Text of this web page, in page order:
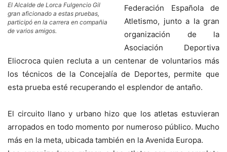
El Alcalde de Lorca Fulgencio Gil
gran aficionado a estas pruebas,
participó en la carrera en compañia
de varios amigos.
Federación Española de
Atletismo, junto a la gran
organización de la
Asociación Deportiva
Eliocroca quien recluta a un centenar de voluntarios más
los técnicos de la Concejalía de Deportes, permite que
esta prueba esté recuperando el esplendor de antaño.
El circuito llano y urbano hizo que los atletas estuvieran
arropados en todo momento por numeroso público. Mucho
más en la meta, ubicada también en la Avenida Europa.